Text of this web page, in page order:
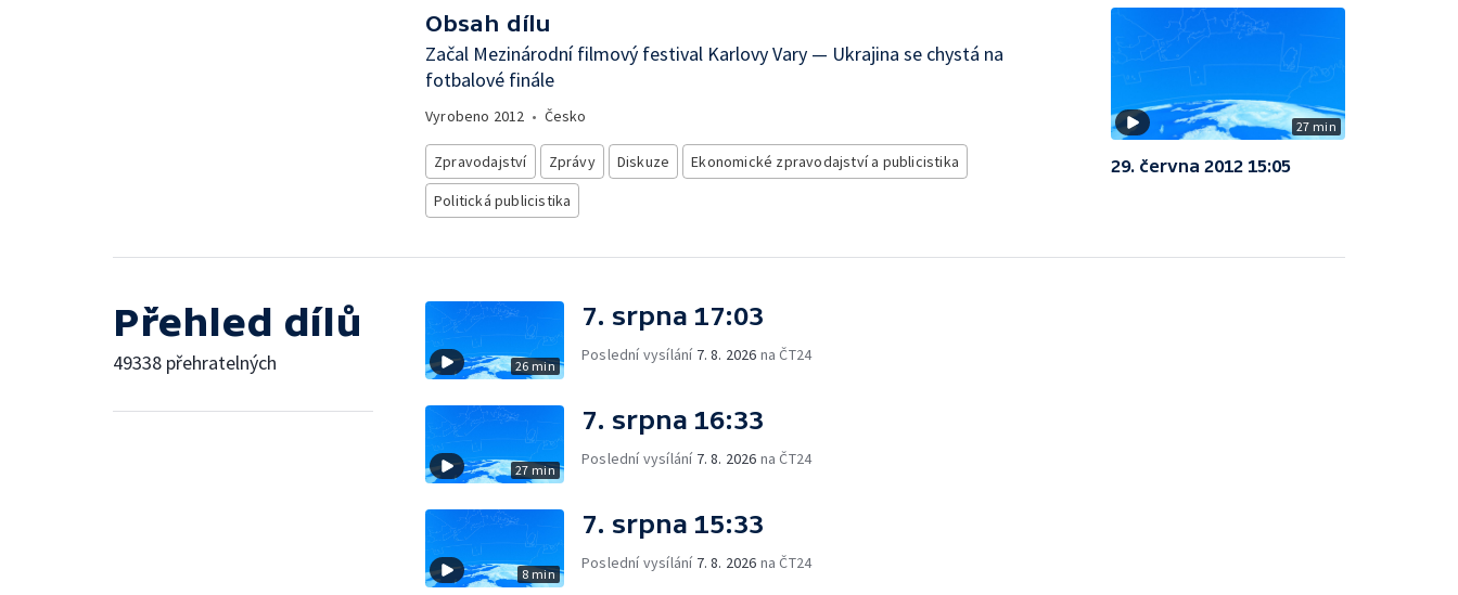
Obsah dílu
Začal Mezinárodní filmový festival Karlovy Vary — Ukrajina se chystá na
fotbalové finále
Vyrobeno 2012 • Česko
Zpravodajství Zprávy Diskuze
Ekonomické zpravodajství a publicistika
Politická publicistika
27 min
29. června 2012 15:05
Přehled dílů
49338 přehratelných 26 min
7. srpna 17:03
Poslední vysílání 7. 8. 2026 na ČT24
27 min
7. srpna 16:33
Poslední vysílání 7. 8. 2026 na ČT24
8 min
7. srpna 15:33
Poslední vysílání 7. 8. 2026 na ČT24